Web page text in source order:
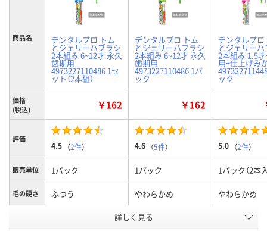
商品名 デンタルプロ トム
とジェリーハブラシ
2本組み 6~12才 永久
歯期用
4973227110486 1セ
ット（2本組）
デンタルプロ トム
とジェリーハブラシ
2本組み 6~12才 永久
歯期用
4973227110486 1パ
ック
デンタルプロ
とジェリー
2本組み 1.5
用+仕上げみ
ック
価格
(税込)
￥162 ￥162
評価
4.5 （2件） 4.6 （5件） 5.0 （2件）
販売単位 1パック 1パック 1パック（2本
毛の硬さ ふつう やわらかめ やわらかめ
乳歯期 仕上げみがき
詳しく見る